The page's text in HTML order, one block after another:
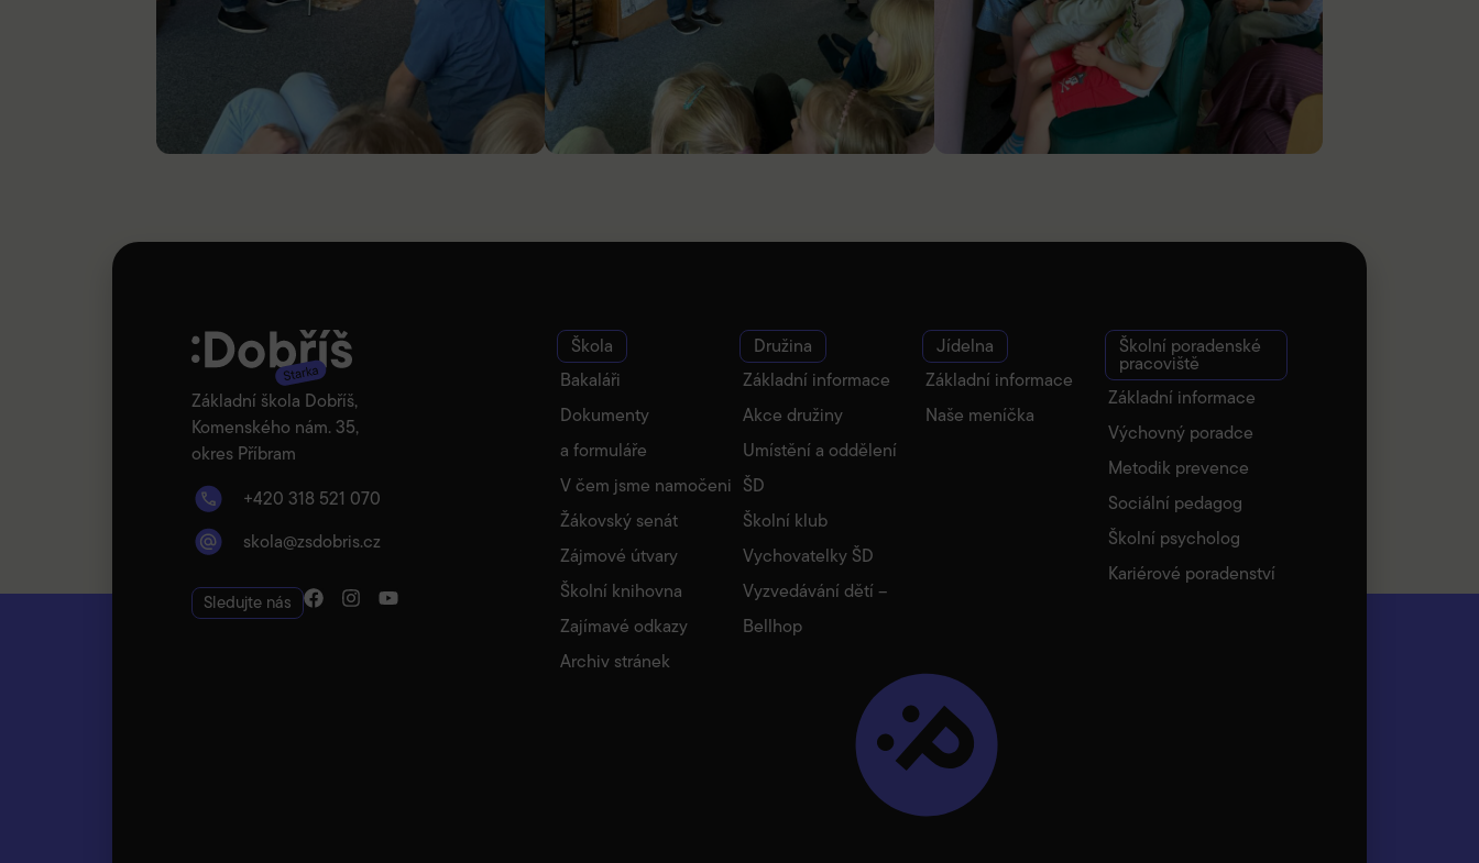
Základní škola Dobříš,
Komenského nám. 35,
okres Příbram
+420 318 521 070
skola@zsdobris.cz
Sledujte nás
Škola
Bakaláři
Dokumenty
a formuláře
V čem jsme namočeni
Žákovský senát
Zájmové útvary
Školní knihovna
Zajímavé odkazy
Archiv stránek
Družina
Základní informace
Akce družiny
Umístění a oddělení
ŠD
Školní klub
Vychovatelky ŠD
Vyzvedávání dětí –
Bellhop
Jídelna
Základní informace
Naše meníčka
Školní poradenské
pracoviště
Základní informace
Výchovný poradce
Metodik prevence
Sociální pedagog
Školní psycholog
Kariérové poradenství